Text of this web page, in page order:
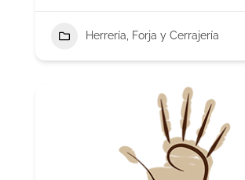
Herrería, Forja y Cerrajería